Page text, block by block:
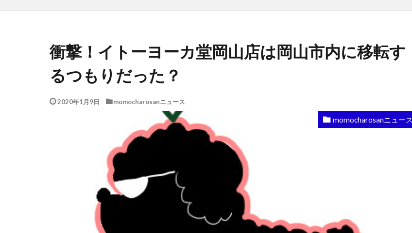
衝撃！イトーヨーカ堂岡山店は岡山市内に移転す
るつもりだった？
2020年1月9日 momocharosanニュース
momocharosanニュース